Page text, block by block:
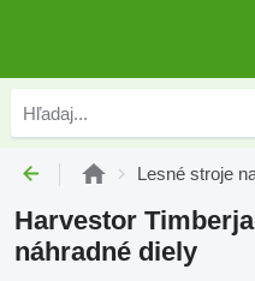
Lesné stroje
Harvestor
náhradné diely